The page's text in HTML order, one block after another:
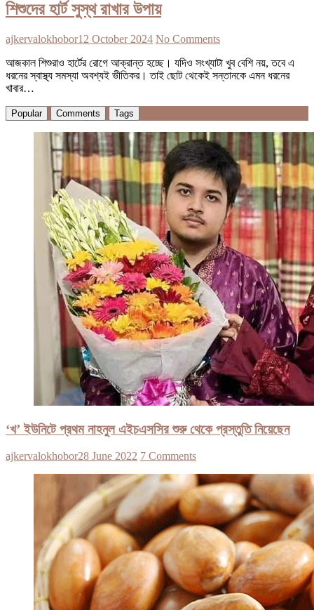
শিশুদের হার্ট সুস্থ রাখার উপায়
ajkervalokhobor12 October 2024 No Comments
আজকাল শিশুরাও হার্টের রোগে আক্রান্ত হচ্ছে। যদিও সংখ্যাটা খুব বেশি নয়, তবে এ
ধরনের স্বাস্থ্য সমস্যা অবশ্যই ভীতিকর। তাই ছোট থেকেই সন্তানকে এমন ধরনের
খাবার…
Popular Comments Tags
‘খ’ ইউনিটে প্রথম নাহনুল এইচএসসির শুরু থেকে প্রস্তুতি নিয়েছেন
ajkervalokhobor28 June 2022 7 Comments